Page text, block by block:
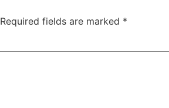
Required fields are marked *